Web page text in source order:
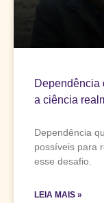
Dependência
a ciência
Dependência
possíveis para
esse desafio.
LEIA MAIS »